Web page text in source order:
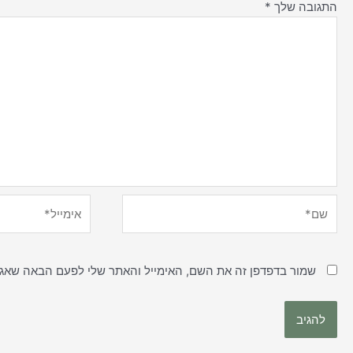
התגובה שלך *
שמור בדפדפן זה את השם, האימייל והאתר שלי לפעם הבאה